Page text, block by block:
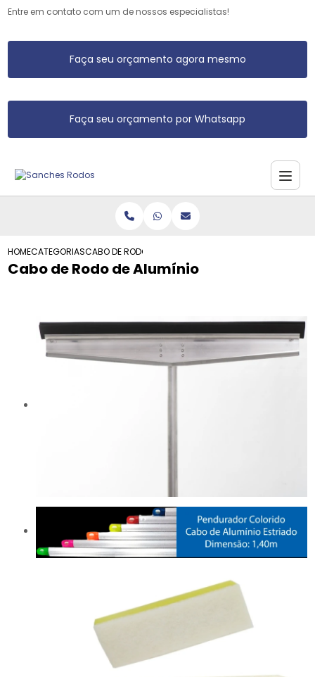
Entre em contato com um de nossos especialistas!
Faça seu orçamento agora mesmo
Faça seu orçamento por Whatsapp
HOMECATEGORIASCABO DE RODO DE ALUMINIO
Cabo de Rodo de Alumínio